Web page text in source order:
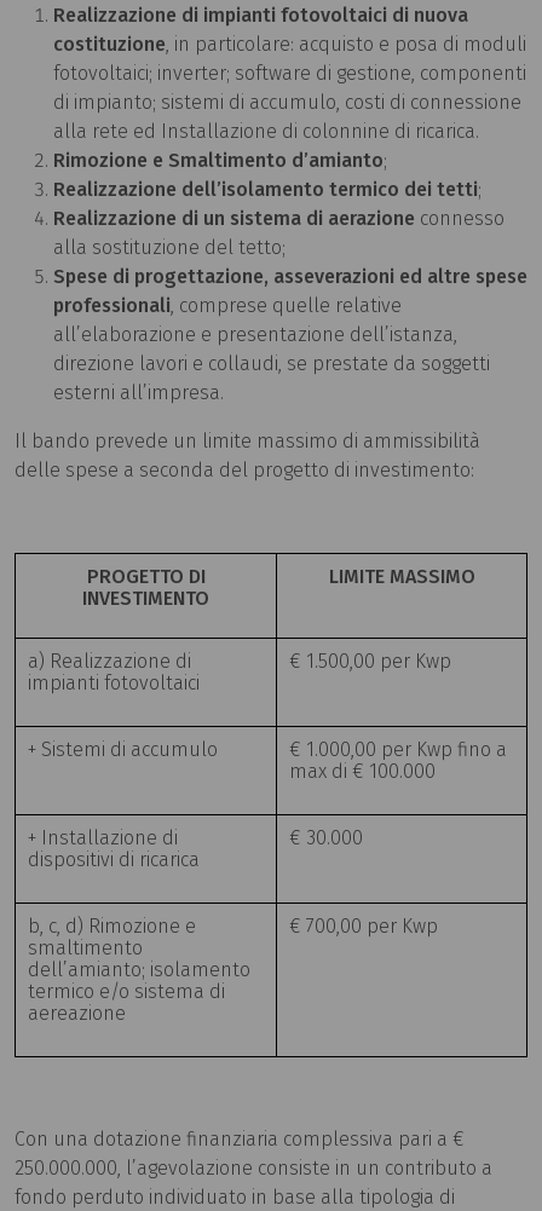
Realizzazione di impianti fotovoltaici di nuova
costituzione, in particolare: acquisto e posa di moduli
fotovoltaici; inverter; software di gestione, componenti
di impianto; sistemi di accumulo, costi di connessione
alla rete ed Installazione di colonnine di ricarica.
Rimozione e Smaltimento d’amianto;
Realizzazione dell’isolamento termico dei tetti;
Realizzazione di un sistema di aerazione connesso
alla sostituzione del tetto;
Spese di progettazione, asseverazioni ed altre spese
professionali, comprese quelle relative
all’elaborazione e presentazione dell’istanza,
direzione lavori e collaudi, se prestate da soggetti
esterni all’impresa.
Il bando prevede un limite massimo di ammissibilità
delle spese a seconda del progetto di investimento:
PROGETTO DI
INVESTIMENTO
LIMITE MASSIMO
a) Realizzazione di
impianti fotovoltaici
€ 1.500,00 per Kwp
+ Sistemi di accumulo
€ 1.000,00 per Kwp fino a
max di € 100.000
+ Installazione di
dispositivi di ricarica
€ 30.000
b, c, d) Rimozione e
smaltimento
dell’amianto; isolamento
termico e/o sistema di
aereazione
€ 700,00 per Kwp
Con una dotazione finanziaria complessiva pari a €
250.000.000, l’agevolazione consiste in un contributo a
fondo perduto individuato in base alla tipologia di